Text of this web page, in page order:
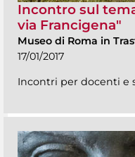
Incontro sul
via Francigena"
Museo di Roma in
17/01/2017
Incontri per docenti e